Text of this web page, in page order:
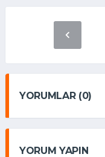
YORUMLAR (0)
YORUM YAPIN